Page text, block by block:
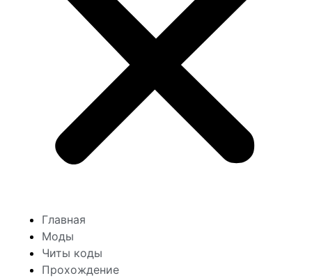
Главная
Моды
Читы коды
Прохождение